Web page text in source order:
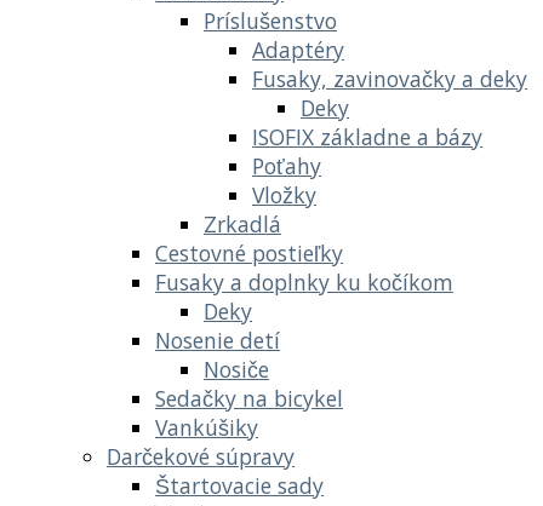
Príslušenstvo
Adaptéry
Fusaky, zavinovačky a deky
Deky
ISOFIX základne a bázy
Poťahy
Vložky
Zrkadlá
Cestovné postieľky
Fusaky a doplnky ku kočíkom
Deky
Nosenie detí
Nosiče
Sedačky na bicykel
Vankúšiky
Darčekové súpravy
Štartovacie sady